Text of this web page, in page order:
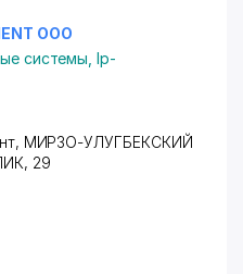
ООО
системы ,Ip-
МИРЗО-УЛУГБЕКСКИЙ
, 29